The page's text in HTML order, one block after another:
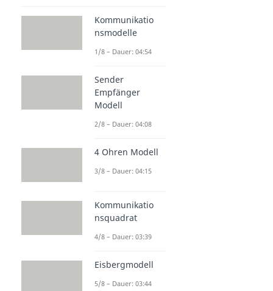
Kommunikatio
nsmodelle
1/8 – Dauer: 04:54
Sender
Empfänger
Modell
2/8 – Dauer: 04:08
4 Ohren Modell
3/8 – Dauer: 04:15
Kommunikatio
nsquadrat
4/8 – Dauer: 03:39
Eisbergmodell
5/8 – Dauer: 03:44